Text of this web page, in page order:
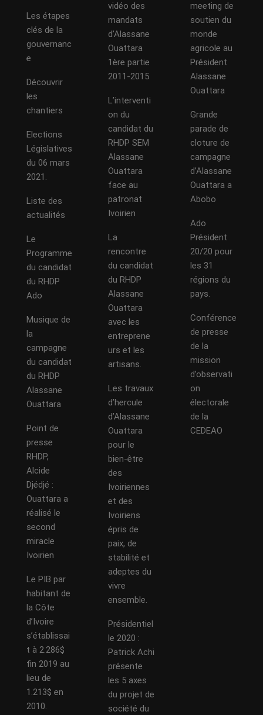
Les étapes
clés de la
gouvernanc
e
Découvrir
les
chantiers
Elections
Législatives
du 06 mars
2021.
Liste des
actualités
Le
Programme
du candidat
du RHDP
Ado
Musique de
la
campagne
du candidat
du RHDP
Alassane
Ouattara
Point de
presse
RHDP,
Alcide
Djédjé :
Ouattara a
réalisé le
second
miracle
Ivoirien
Le PIB par
habitant de
la Côte
d’Ivoire
s’établissai
t à 2.286$
fin 2019 au
lieu de
1.213$ en
2010.
vidéo des
mandats
d’Alassane
Ouattara
1ère partie
2011-2015
L’interventi
on du
candidat du
RHDP SEM
Alassane
Ouattara
face au
patronat
Ivoirien
La
rencontre
du candidat
du RHDP
Alassane
Ouattara
avec les
entreprene
urs et les
artisans.
Les travaux
d’hercule
d’Alassane
Ouattara
pour le
bien-être
des
Ivoiriennes
et des
Ivoiriens
épris de
paix, de
stabilité et
adeptes du
vivre
ensemble.
Présidentiel
le 2020 :
Patrick Achi
présente
les 5 axes
du projet de
société du
meeting de
soutien du
monde
agricole au
Président
Alassane
Ouattara
Grande
parade de
cloture de
campagne
d’Alassane
Ouattara a
Abobo
Ado
Président
20/20 pour
les 31
régions du
pays.
Conférence
de presse
de la
mission
d’observati
on
électorale
de la
CEDEAO